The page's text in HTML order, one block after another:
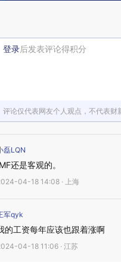
登录后发表评论得积分
评论仅代表网友个人观点，不代表财
磊LQN
还是客观的。
04-18 14:08 · 上海
军qyk
的工资每年应该也跟着涨啊
04-18 11:06 · 江苏